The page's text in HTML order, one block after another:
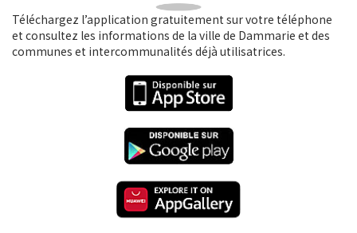
Téléchargez l’application gratuitement sur votre téléphone
et consultez les informations de la ville de Dammarie et des
communes et intercommunalités déjà utilisatrices.